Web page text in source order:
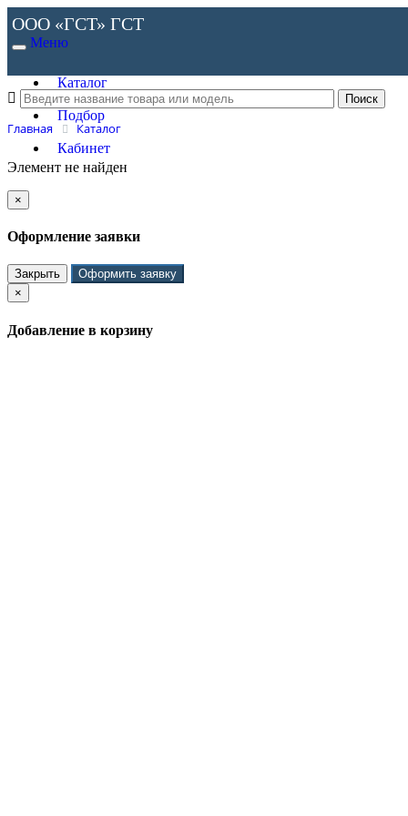
ООО «ГСТ» ГСТ
Меню
Каталог
Подбор
Кабинет
Главная Каталог
Элемент не найден
×
Оформление заявки
Закрыть
Оформить заявку
×
Добавление в корзину